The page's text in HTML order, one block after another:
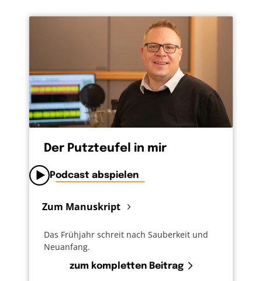
Der Putzteufel in mir
Podcast abspielen
Zum Manuskript
Das Frühjahr schreit nach Sauberkeit und
Neuanfang.
zum kompletten Beitrag